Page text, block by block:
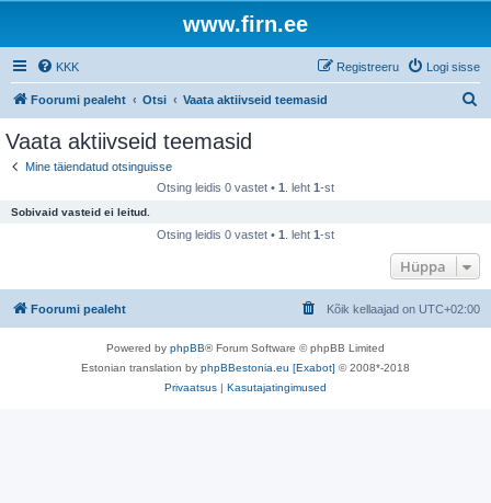
www.firn.ee
KKK Logi sisse
Registreeru
Foorumi pealeht Otsi Vaata aktiivseid teemasid
Vaata aktiivseid teemasid
Mine täiendatud otsinguisse
Otsing leidis 0 vastet • 1 . leht 1-st
Sobivaid vasteid ei leitud.
Otsing leidis 0 vastet • 1 . leht 1-st
Hüppa
Foorumi pealeht Kõik kellaajad on UTC+02:00
Powered by phpBB® Forum Software © phpBB Limited
Estonian translation by phpBBestonia.eu [Exabot] © 2008*-2018
Privaatsus | Kasutajatingimused